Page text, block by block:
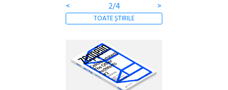
< 2/4 >
TOATE ȘTIRILE